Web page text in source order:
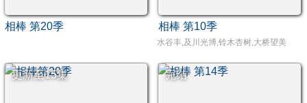
相棒 第20季 相棒 第10季
水谷丰,及川光博,铃木杏树,大桥望美
更新至15集 完结